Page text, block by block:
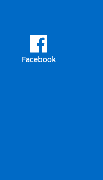
Facebook